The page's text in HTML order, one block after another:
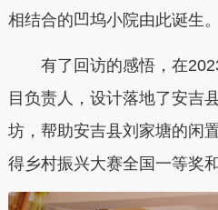
相结合的凹坞小院由此诞生。
有了回访的感悟，在
目负责人，设计落地了安吉
坊，帮助安吉县刘家塘的闲
得乡村振兴大赛全国一等奖